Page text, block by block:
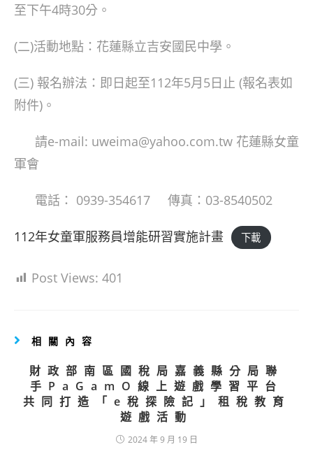
至下午4時30分。
(二)活動地點：花蓮縣立吉安國民中學。
(三) 報名辦法：即日起至112年5月5日止 (報名表如
附件)。
請e-mail: uweima@yahoo.com.tw 花蓮縣女童
軍會
電話： 0939-354617 傳真：03-8540502
112年女童軍服務員增能研習實施計畫 下載
Post Views: 401
相關內容
財政部南區國稅局嘉義縣分局聯
手PaGamO線上遊戲學習平台
共同打造「e稅探險記」租稅教育
遊戲活動
2024 年 9 月 19 日